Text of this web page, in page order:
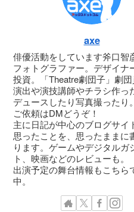
axe
俳優活動をしています斧口智
フォトグラファー。デザイナ
投資。「Theatre劇団子」劇団
演出や演技講師やチラシ作っ
デュースしたり写真撮ったり。
ご依頼はDMどうぞ！
主に日記が中心のブログサイ
思ったことを、思ったままに
ります。ゲームやデジタルガ
ト、映画などのレビューも。
出演予定の舞台情報もこちら
中。